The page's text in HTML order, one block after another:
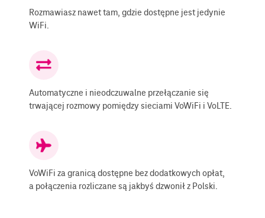
Rozmawiasz nawet tam, gdzie dostępne jest jedynie
WiFi.
Automatyczne i nieodczuwalne przełączanie się
trwającej rozmowy pomiędzy sieciami VoWiFi i VoLTE.
VoWiFi za granicą dostępne bez dodatkowych opłat,
a połączenia rozliczane są jakbyś dzwonił z Polski.